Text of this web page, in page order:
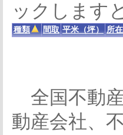
ックします
種類 間取 平米（坪） 所
全国不動
動産会社、